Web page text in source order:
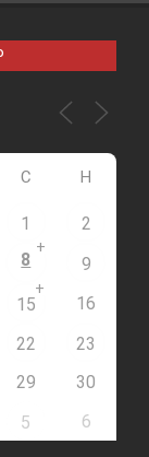
С Н
1
2
8
+
9
15
+
16
22
23
29
30
5 6